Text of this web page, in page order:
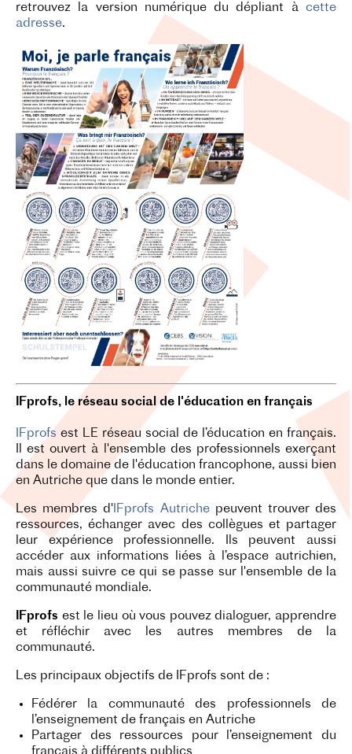
retrouvez la version numérique du dépliant à cette
adresse.
IFprofs, le réseau social de l'éducation en français
IFprofs est LE réseau social de l’éducation en français.
Il est ouvert à l'ensemble des professionnels exerçant
dans le domaine de l'éducation francophone, aussi bien
en Autriche que dans le monde entier.
Les membres d' IFprofs Autrichepeuvent trouver des
ressources, échanger avec des collègues et partager
leur expérience professionnelle. Ils peuvent aussi
accéder aux informations liées à l’espace autrichien,
mais aussi suivre ce qui se passe sur l'ensemble de la
communauté mondiale.
IFprofs est le lieu où vous pouvez dialoguer, apprendre
et réfléchir avec les autres membres de la
communauté.
Les principaux objectifs de IFprofs sont de :
Fédérer la communauté des professionnels de
l’enseignement de français en Autriche
Partager des ressources pour l’enseignement du